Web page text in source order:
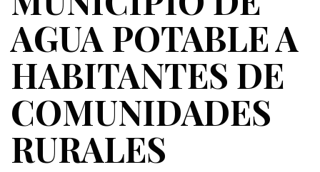
AGUA POTABLE A
HABITANTES DE
COMUNIDADES
RURALES